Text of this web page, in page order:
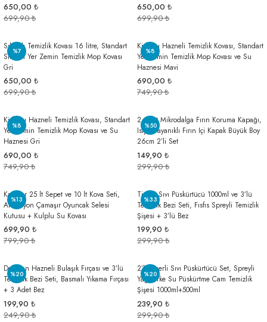
650,00 ₺
699,90 ₺
650,00 ₺
699,90 ₺
%7
Sıkmalı Temizlik Kovası 16 litre, Standart
Sıkmalı Yer Zemin Temizlik Mop Kovası
Gri
650,00 ₺
699,90 ₺
%8
Kirli Su Hazneli Temizlik Kovası, Standart
Yer Zemin Temizlik Mop Kovası ve Su
Haznesi Mavi
690,00 ₺
749,90 ₺
%8
Kirli Su Hazneli Temizlik Kovası, Standart
Yer Zemin Temizlik Mop Kovası ve Su
Haznesi Gri
690,00 ₺
749,90 ₺
%50
2 Adet Mikrodalga Fırın Koruma Kapağı,
Isıya Dayanıklı Fırın Içi Kapak Büyük Boy
26cm 2’li Set
149,90 ₺
299,90 ₺
%13
Katlanır 25 lt Sepet ve 10 lt Kova Seti,
Akordiyon Çamaşır Oyuncak Selesi
Kutusu + Kulplu Su Kovası
699,90 ₺
799,90 ₺
%33
Tigerli Sıvı Püskürtücü 1000ml ve 3’lü
Temizlik Bezi Seti, Fısfıs Spreyli Temizlik
Şişesi + 3’lü Bez
199,90 ₺
299,90 ₺
%20
Deterjan Hazneli Bulaşık Fırçası ve 3’lü
Temizlik Bezi Seti, Basmalı Yıkama Fırçası
+ 3 Adet Bez
199,90 ₺
249,90 ₺
%20
2’li Tigerli Sıvı Püskürtücü Set, Spreyli
Yağ Sirke Su Püskürtme Cam Temizlik
Şişesi 1000ml+500ml
239,90 ₺
299,90 ₺